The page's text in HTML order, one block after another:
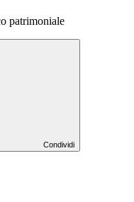
patrimoniale
Condividi